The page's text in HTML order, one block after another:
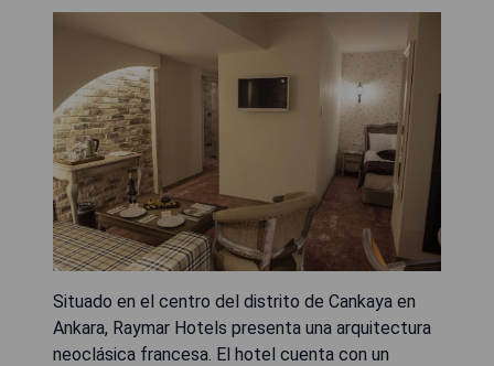
Situado en el centro del distrito de Cankaya en
Ankara, Raymar Hotels presenta una arquitectura
neoclásica francesa. El hotel cuenta con un